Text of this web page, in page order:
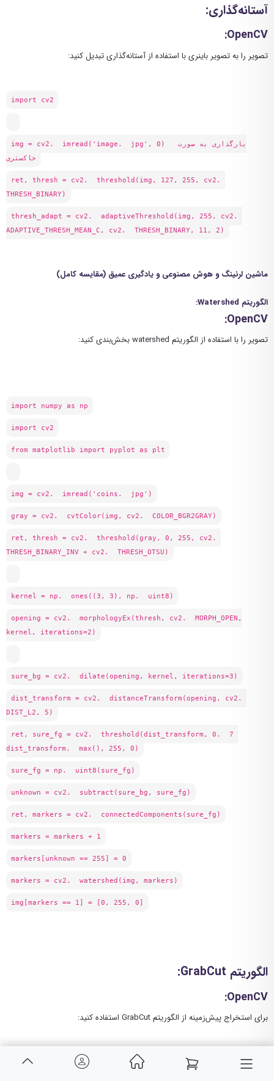
آستانه‌گذاری:
OpenCV
:
تصویر را به تصویر باینری با استفاده از آستانه‌گذاری تبدیل کنید:
import cv2
img = cv2. imread('image. jpg', 0) بارگذاری به صورت
خاکستری
ret, thresh = cv2. threshold(img, 127, 255, cv2.
THRESH_BINARY)
thresh_adapt = cv2. adaptiveThreshold(img, 255, cv2.
ADAPTIVE_THRESH_MEAN_C, cv2. THRESH_BINARY, 11, 2)
ماشین لرنینگ و هوش مصنوعیو یادگیری عمیق (مقایسه کامل)
الگوریتم :
OpenCV
:
تصویر را با استفاده از الگوریتم watershed بخش‌بندی کنید:
import numpy as np
import cv2
from matplotlib import pyplot as plt
img = cv2. imread('coins. jpg')
gray = cv2. cvtColor(img, cv2. COLOR_BGR2GRAY)
ret, thresh = cv2. threshold(gray, 0, 255, cv2.
THRESH_BINARY_INV + cv2. THRESH_OTSU)
kernel = np. ones((3, 3), np. uint8)
opening = cv2. morphologyEx(thresh, cv2. MORPH_OPEN,
kernel, iterations=2)
sure_bg = cv2. dilate(opening, kernel, iterations=3)
dist_transform = cv2. distanceTransform(opening, cv2.
DIST_L2, 5)
ret, sure_fg = cv2. threshold(dist_transform, 0. 7
dist_transform. max(), 255, 0)
sure_fg = np. uint8(sure_fg)
unknown = cv2. subtract(sure_bg, sure_fg)
ret, markers = cv2. connectedComponents(sure_fg)
markers = markers + 1
markers[unknown == 255] = 0
markers = cv2. watershed(img, markers)
img[markers == 1] = [0, 255, 0]
الگوریتم :
OpenCV
:
برای استخراج پیش‌زمینه از الگوریتم GrabCut استفاده کنید: